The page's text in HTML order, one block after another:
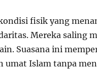
fisik yang
Mereka saling
Suasana ini
Islam tanpa